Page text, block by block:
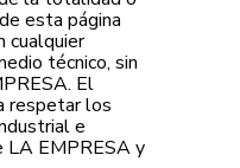
esta página
cualquier
técnico, sin
El
respetar los
e
EMPRESA y